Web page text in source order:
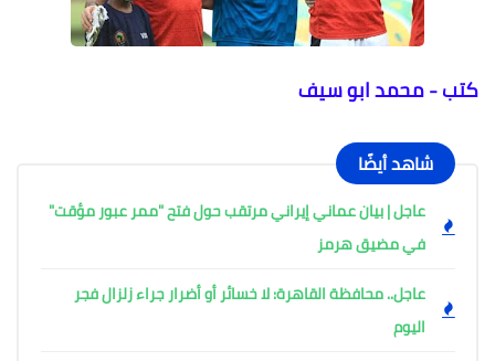
كتب - محمد ابو سيف
شاهد أيضًا
عاجل | بيان عماني إيراني مرتقب حول فتح "ممر عبور مؤقت"
في مضيق هرمز
عاجل.. محافظة القاهرة: لا خسائر أو أضرار جراء زلزال فجر
اليوم